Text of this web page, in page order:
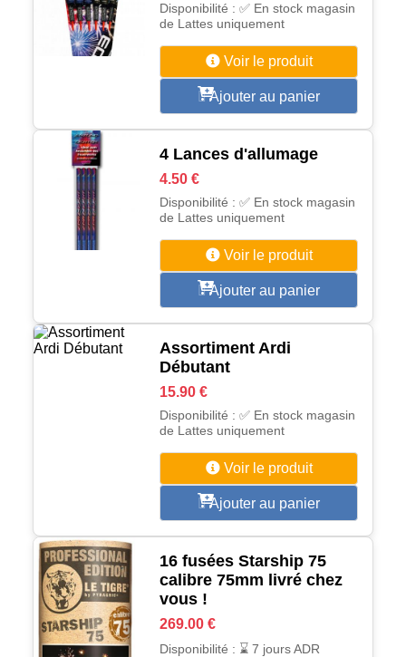
Disponibilité : ✅ En stock magasin
de Lattes uniquement
Voir le produit
Ajouter au panier
4 Lances d'allumage
4.50 €
Disponibilité : ✅ En stock magasin
de Lattes uniquement
Voir le produit
Ajouter au panier
Assortiment Ardi
Débutant
15.90 €
Disponibilité : ✅ En stock magasin
de Lattes uniquement
Voir le produit
Ajouter au panier
16 fusées Starship 75
calibre 75mm livré chez
vous !
269.00 €
Disponibilité : ⌛ 7 jours ADR